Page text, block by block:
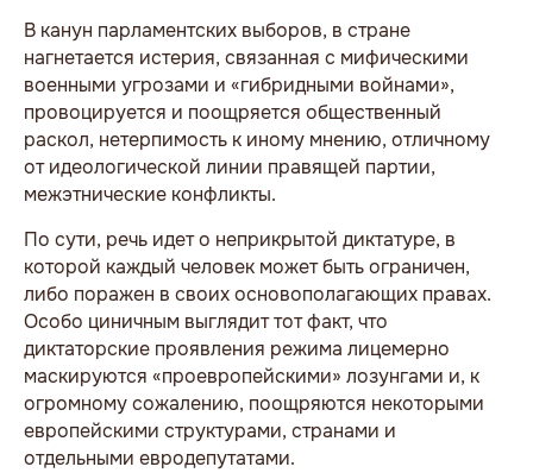
В канун парламентских выборов, в стране
нагнетается истерия, связанная с мифическими
военными угрозами и «гибридными войнами»,
провоцируется и поощряется общественный
раскол, нетерпимость к иному мнению, отличному
от идеологической линии правящей партии,
межэтнические конфликты.
По сути, речь идет о неприкрытой диктатуре, в
которой каждый человек может быть ограничен,
либо поражен в своих основополагающих правах.
Особо циничным выглядит тот факт, что
диктаторские проявления режима лицемерно
маскируются «проевропейскими» лозунгами и, к
огромному сожалению, поощряются некоторыми
европейскими структурами, странами и
отдельными евродепутатами.